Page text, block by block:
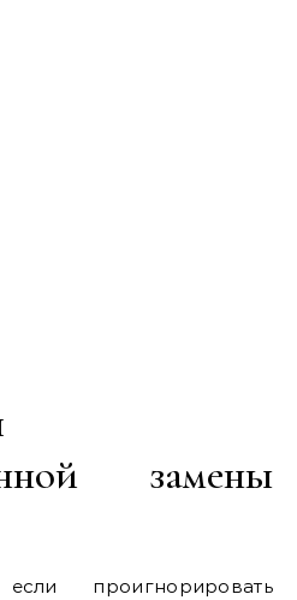
замены
проигнорировать